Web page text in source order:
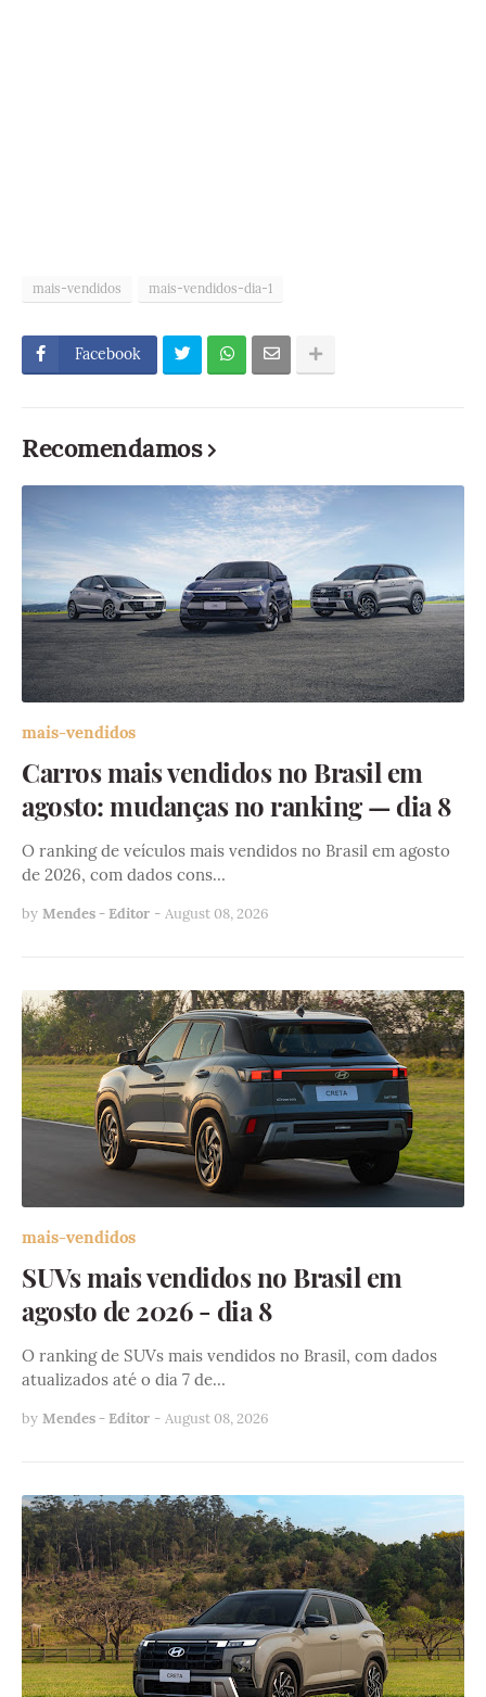
mais-vendidos mais-vendidos-dia-1
Facebook
Recomendamos
mais-vendidos
Carros mais vendidos no Brasil em
agosto: mudanças no ranking — dia 8
O ranking de veículos mais vendidos no Brasil em agosto
de 2026, com dados cons…
by Mendes - Editor - August 08, 2026
mais-vendidos
SUVs mais vendidos no Brasil em
agosto de 2026 - dia 8
O ranking de SUVs mais vendidos no Brasil, com dados
atualizados até o dia 7 de…
by Mendes - Editor - August 08, 2026